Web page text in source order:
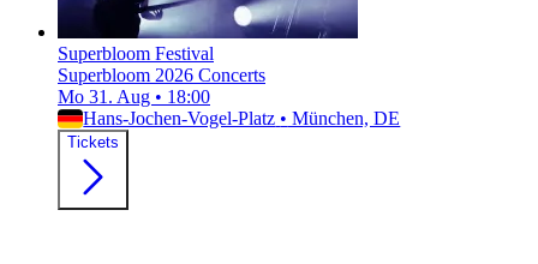
Superbloom Festival
Superbloom 2026 Concerts
Mo 31. Aug • 18:00
Hans-Jochen-Vogel-Platz • München, DE
Tickets